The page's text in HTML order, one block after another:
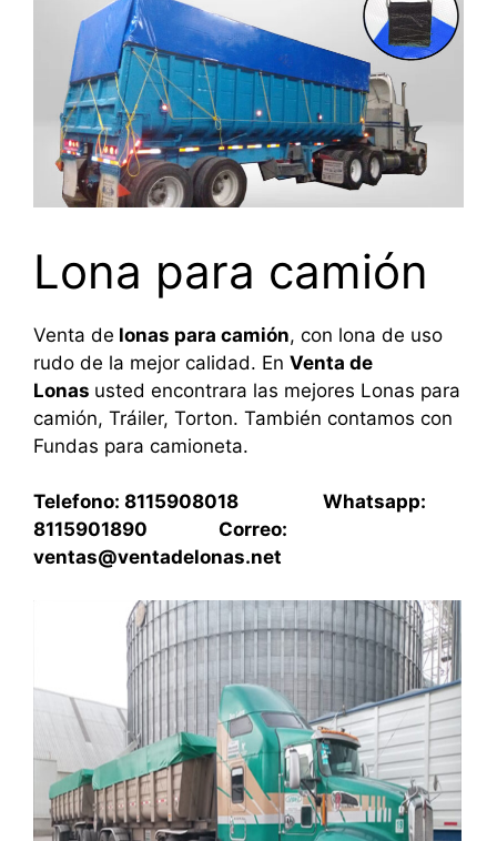
Lona para camión
Venta de lonas para camión, con lona de uso
rudo de la mejor calidad. En Venta de
Lonas usted encontrara las mejores Lonas para
camión, Tráiler, Torton. También contamos con
Fundas para camioneta.
Telefono: 8115908018 Whatsapp:
8115901890 Correo:
ventas@ventadelonas.net